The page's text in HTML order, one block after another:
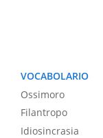
VOCABOLARIO
Ossimoro
Filantropo
Idiosincrasia